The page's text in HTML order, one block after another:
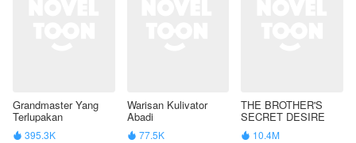
Grandmaster Yang
Terlupakan
 395.3K
Warisan Kulivator
Abadi
 77.5K
THE BROTHER'S
SECRET DESIRE
 10.4M